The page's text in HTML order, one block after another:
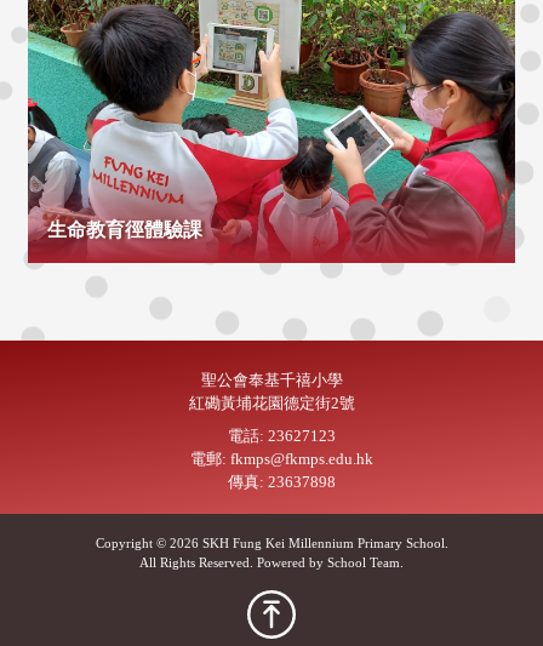
生命教育徑體驗課
聖公會奉基千禧小學
紅磡黃埔花園德定街2號
電話: 23627123
電郵: fkmps@fkmps.edu.hk
傳真: 23637898
Copyright © 2026 SKH Fung Kei Millennium Primary School.
All Rights Reserved. Powered by School Team